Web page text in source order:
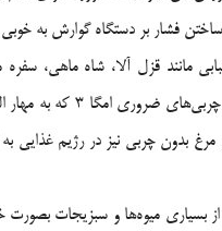
فشار بر دستگاه گوارش به
می‌باشند. و
بدون چربی نیز در رژیم غذایی
بسیاری میوه‌ها و سبزیجات بصورت